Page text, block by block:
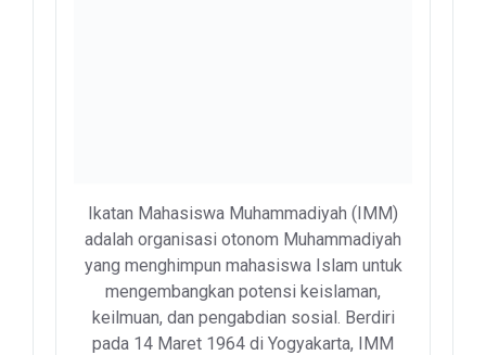
Ikatan Mahasiswa Muhammadiyah (IMM)
adalah organisasi otonom Muhammadiyah
yang menghimpun mahasiswa Islam untuk
mengembangkan potensi keislaman,
keilmuan, dan pengabdian sosial. Berdiri
pada 14 Maret 1964 di Yogyakarta, IMM